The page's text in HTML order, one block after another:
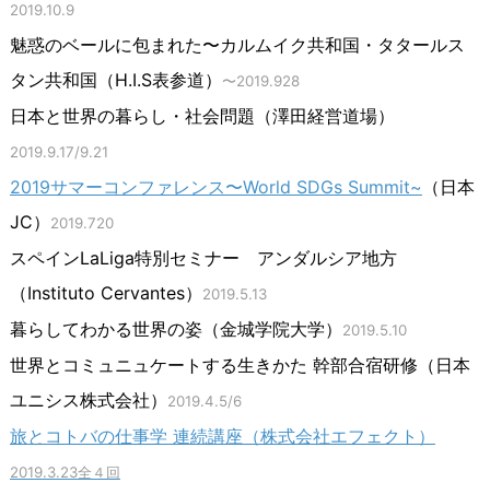
2019.10.9
魅惑のベールに包まれた〜カルムイク共和国・タタールス
タン共和国（H.I.S表参道）
〜2019.928
日本と世界の暮らし・社会問題（澤田経営道場）
2019.9.17/9.21
2019サマーコンファレンス〜World SDGs Summit~ （日本
JC）
2019.720
スペインLaLiga特別セミナー アンダルシア地方
（Instituto Cervantes）
2019.5.13
暮らしてわかる世界の姿（金城学院大学） 2019.5.10
世界とコミュニュケートする生きかた 幹部合宿研修（日本
ユニシス株式会社）
2019.4.5/6
旅とコトバの仕事学 連続講座（株式会社エフェクト）
2019.3.23全４回